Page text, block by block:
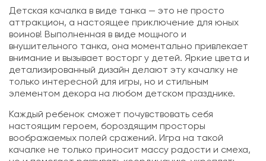
Детская качалка в виде танка — это не просто
аттракцион, а настоящее приключение для юных
воинов! Выполненная в виде мощного и
внушительного танка, она моментально привлекает
внимание и вызывает восторг у детей. Яркие цвета и
детализированный дизайн делают эту качалку не
только интересной для игры, но и стильным
элементом декора на любом детском празднике.
Каждый ребенок сможет почувствовать себя
настоящим героем, бороздящим просторы
воображаемых полей сражений. Игра на такой
качалке не только приносит массу радости и смеха,